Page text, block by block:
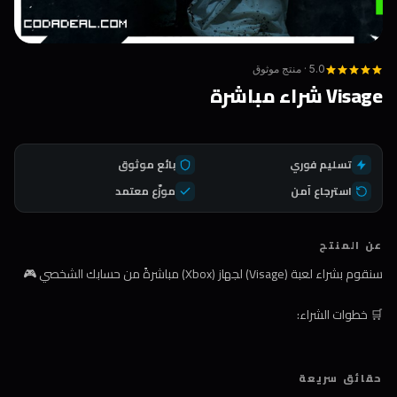
5.0 · منتج موثوق
Visage شراء مباشرة
تسليم فوري
بائع موثوق
استرجاع آمن
موزّع معتمد
عن المنتج
سنقوم بشراء لعبة (Visage) لجهاز (Xbox) مباشرةً من حسابك الشخصي 🎮
🛒 خطوات الشراء:
حقائق سريعة